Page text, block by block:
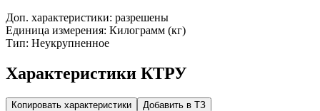
Доп. характеристики: разрешены
Единица измерения: Килограмм (кг)
Тип: Неукрупненное
Характеристики КТРУ
Копировать характеристики Добавить в ТЗ